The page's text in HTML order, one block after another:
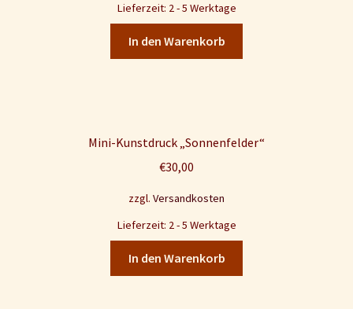
Lieferzeit: 2 - 5 Werktage
In den Warenkorb
Mini-Kunstdruck „Sonnenfelder“
€30,00
zzgl. Versandkosten
Lieferzeit: 2 - 5 Werktage
In den Warenkorb